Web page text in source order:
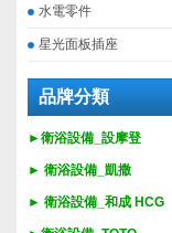
水電零件
星光面板插座
品牌分類
►衛浴設備_設摩登
► 衛浴設備_ 凱撒
► 衛浴設備_ 和成 HCG